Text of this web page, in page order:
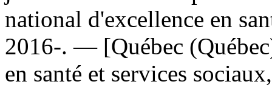
national d'excellence en
2016-. — [Québec
en santé et services